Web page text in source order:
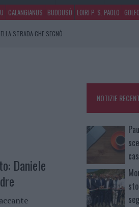
CALANGIANUS BUDDUSÒ LOIRI P. S. PAOLO
STRADA CHE SEGNÒ
Daniele
NOTIZIE